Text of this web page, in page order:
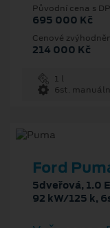
Původní cena s
695 000 Kč
Cenové
214 000 Kč
1 l
6st.
Ford
5dveřová, 1.0
92 kW/125 k,